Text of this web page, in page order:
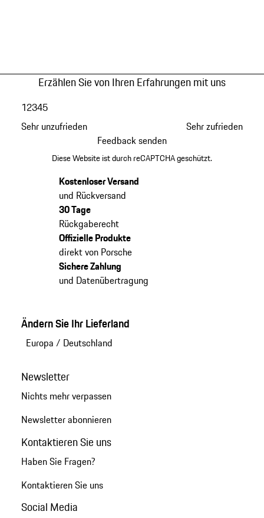
Erzählen Sie von Ihren Erfahrungen mit uns
Sehr unzufrieden
12345
Sehr zufrieden
Feedback senden
Diese Website ist durch reCAPTCHA geschützt.
Kostenloser Versand
und Rückversand
30 Tage
Rückgaberecht
Offizielle Produkte
direkt von Porsche
Sichere Zahlung
und Datenübertragung
Ändern Sie Ihr Lieferland
Europa / Deutschland
Newsletter
Nichts mehr verpassen
Newsletter abonnieren
Kontaktieren Sie uns
Haben Sie Fragen?
Kontaktieren Sie uns
Social Media